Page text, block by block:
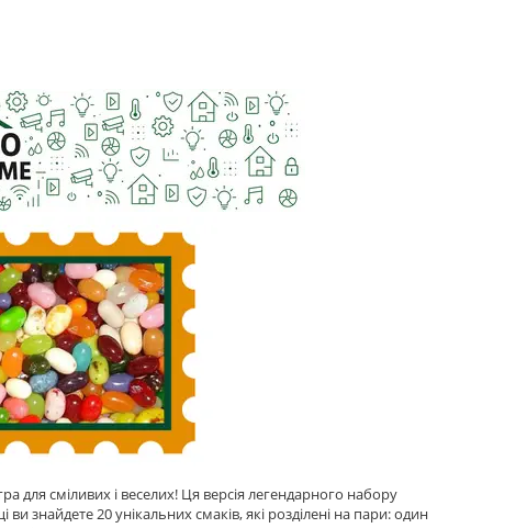
для сміливих і веселих! Ця версія легендарного набору
знайдете 20 унікальних смаків, які розділені на пари: один